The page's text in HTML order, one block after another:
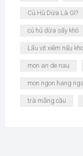
Củ Hủ Dừa Là Gì?
củ hủ dừa sấy khô
Lẩu vịt xiêm nấu
mon an de nau
mon ngon hang
trà mãng cầu